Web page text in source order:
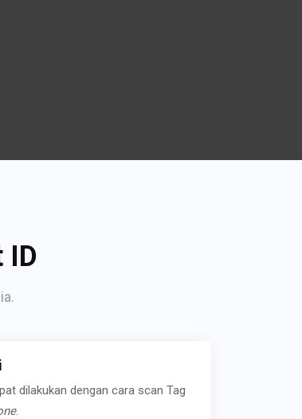
ID
dilakukan dengan cara scan Tag
.